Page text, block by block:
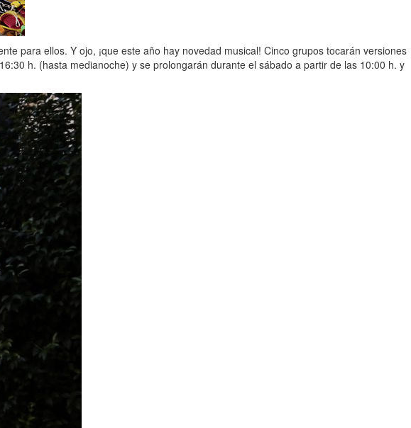
para ellos. Y ojo, ¡que este año hay novedad musical! Cinco grupos tocarán versiones
h. (hasta medianoche) y se prolongarán durante el sábado a partir de las 10:00 h. y